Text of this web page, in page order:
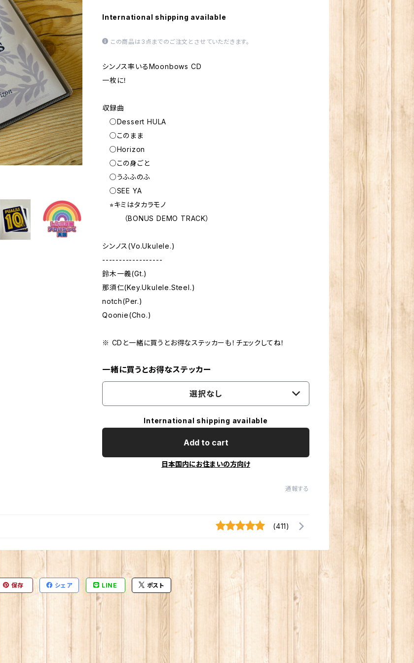
International shipping available
この商品は3点までのご注文とさせていただきます。
シンノス率いるMoonbows CD
一枚に！
収録曲
○Dessert HULA
○このまま
○Horizon
○この身ごと
○うふふのふ
○SEE YA
⭐︎キミはタカラモノ
（BONUS DEMO TRACK）
シンノス(Vo.Ukulele.)
------------------
鈴木一義(Gt.)
那須仁(Key.Ukulele.Steel.)
notch(Per.)
Qoonie(Cho.)
※ CDと一緒に買うとお得なステッカーも！チェックしてね！
一緒に買うとお得なステッカー
選択なし
International shipping available
Add to cart
日本国内にお住まいの方向け
通報する
(411)
保存 シェア LINE ポスト